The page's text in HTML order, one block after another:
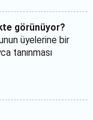
görünüyor?
üyelerine bir
tanınması